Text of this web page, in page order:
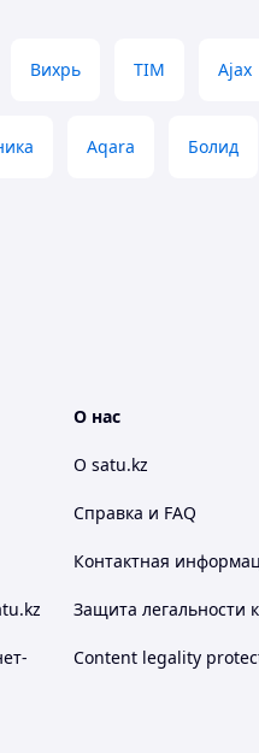
Вихрь TIM Ajax
Aqara Болид
О нас
О satu.kz
Справка и FAQ
Контактная
Защита легальности
Content legality